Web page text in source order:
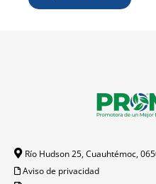
Río Hudson 25, Cuauhtémoc,
Aviso de privacidad